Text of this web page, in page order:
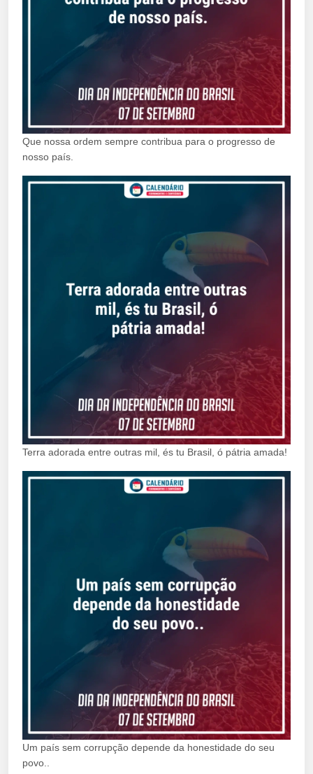
Que nossa ordem sempre contribua para o progresso de
nosso país.
Terra adorada entre outras mil, és tu Brasil, ó pátria amada!
Um país sem corrupção depende da honestidade do seu
povo..